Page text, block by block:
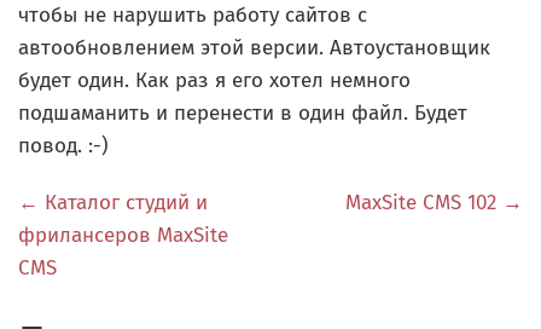
чтобы не нарушить работу сайтов с
автообновлением этой версии. Автоустановщик
будет один. Как раз я его хотел немного
подшаманить и перенести в один файл. Будет
повод. :-)
← Каталог студий и
фрилансеров MaxSite
CMS
MaxSite CMS 102 →